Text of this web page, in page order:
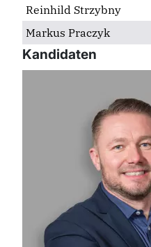
Reinhild Strzybny
Markus Praczyk
Kandidaten